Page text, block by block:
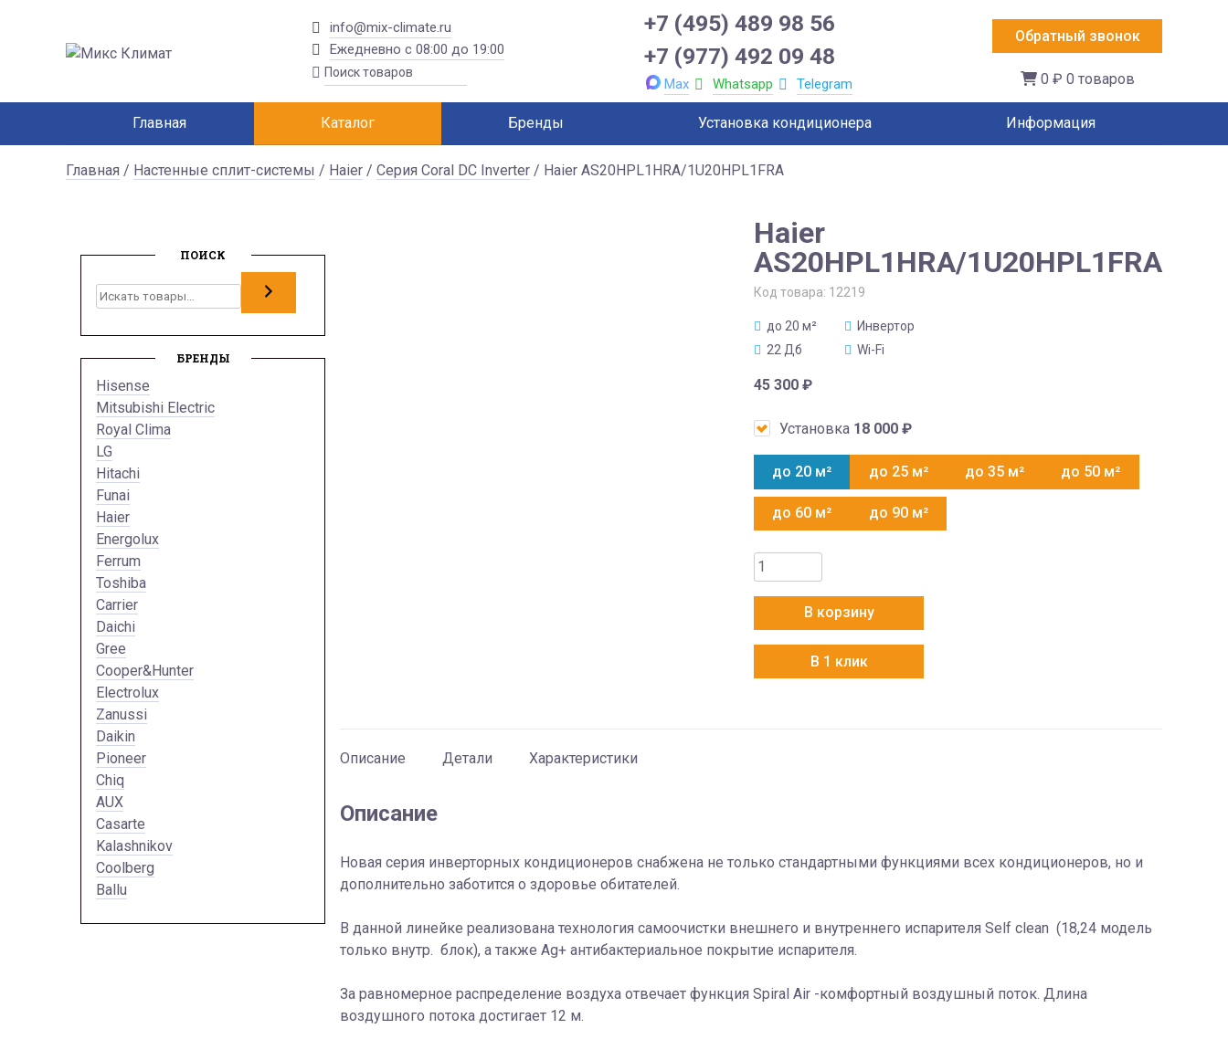
info@mix-climate.ru
Ежедневно с 08:00 до 19:00
+7 (495) 489 98 56
+7 (977) 492 09 48
Max Whatsapp Telegram
Обратный звонок
0 ₽ 0 товаров
Главная Каталог Бренды Установка кондиционера Информация
Главная / Настенные сплит-системы / Haier / Серия Coral DC Inverter / Haier AS20HPL1HRA/1U20HPL1FRA
Haier
AS20HPL1HRA/1U20HPL1FRA
Код товара: 12219
до 20 м²
Инвертор
22 Дб
Wi-Fi
45 300 ₽
Установка 18 000 ₽
до 20 м² до 25 м² до 35 м² до 50 м²
до 60 м² до 90 м²
Количество
товара
AS20HPL1HRA/1U20HPL1FRA
В корзину
В 1 клик
Описание Детали Характеристики
Описание
Новая серия инверторных кондиционеров снабжена не только стандартными функциями всех кондиционеров, но и
дополнительно заботится о здоровье обитателей.
В данной линейке реализована технология самоочистки внешнего и внутреннего испарителя Self clean (18,24 модель
только внутр. блок), а также Ag+ антибактериальное покрытие испарителя.
За равномерное распределение воздуха отвечает функция Spiral Air -комфортный воздушный поток. Длина
воздушного потока достигает 12 м.
ПОИСК
Поиск
БРЕНДЫ
Hisense
Mitsubishi Electric
Royal Clima
LG
Hitachi
Funai
Haier
Energolux
Ferrum
Toshiba
Carrier
Daichi
Gree
Cooper&Hunter
Electrolux
Zanussi
Daikin
Pioneer
Chiq
AUX
Casarte
Kalashnikov
Coolberg
Ballu